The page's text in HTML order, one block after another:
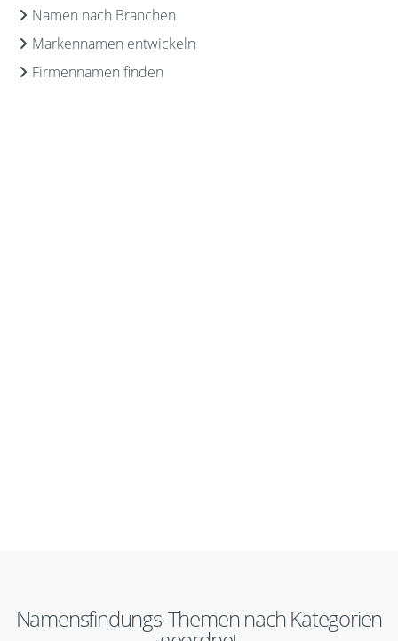
Namen nach Branchen
Markennamen entwickeln
Firmennamen finden
Namensfindungs-Themen nach Kategorien